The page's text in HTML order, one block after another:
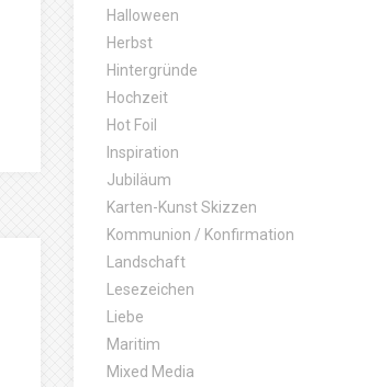
Halloween
Herbst
Hintergründe
Hochzeit
Hot Foil
Inspiration
Jubiläum
Karten-Kunst Skizzen
Kommunion / Konfirmation
Landschaft
Lesezeichen
Liebe
Maritim
Mixed Media